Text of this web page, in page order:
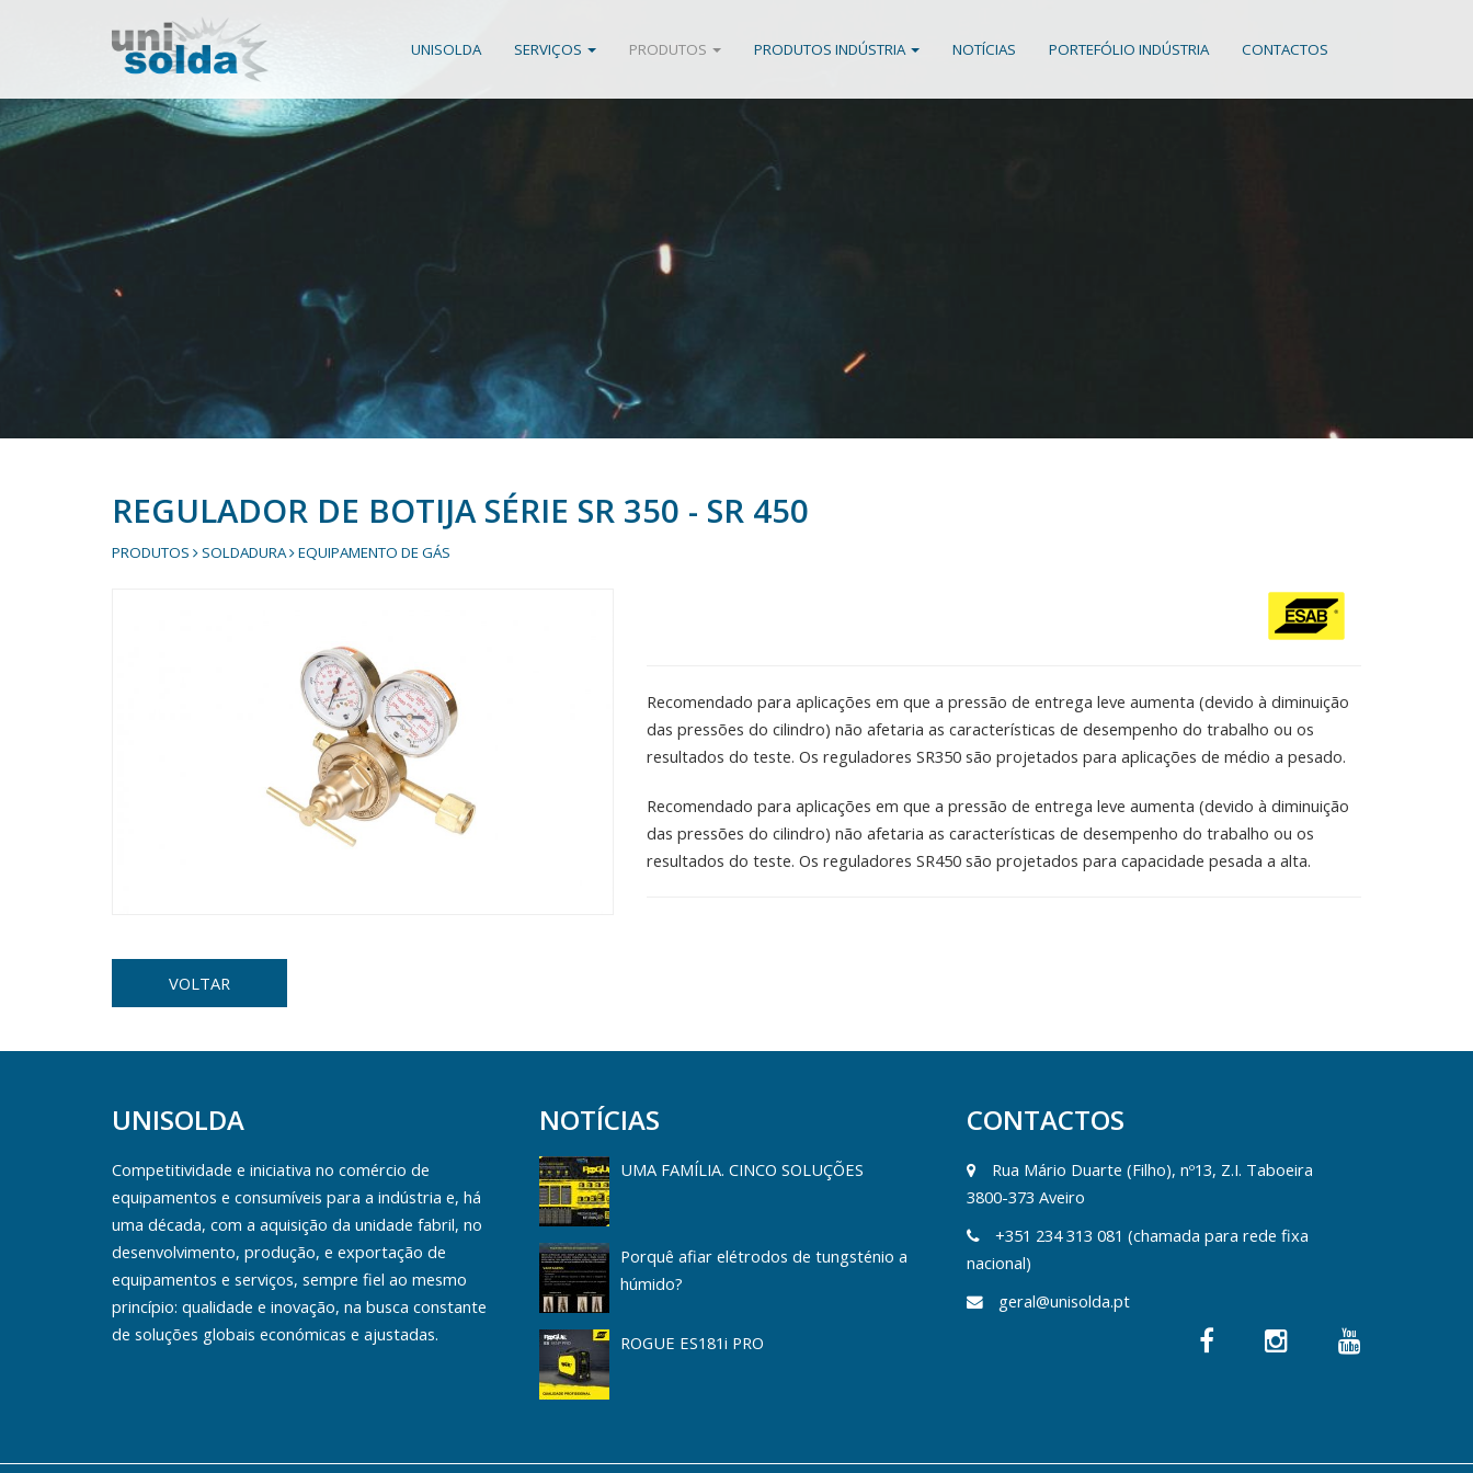
UNISOLDA SERVIÇOS PRODUTOS PRODUTOS INDÚSTRIA NOTÍCIAS PORTEFÓLIO INDÚSTRIA CONTACTOS
REGULADOR DE BOTIJA SÉRIE SR 350 - SR 450
PRODUTOS SOLDADURA EQUIPAMENTO DE GÁS
Recomendado para aplicações em que a pressão de entrega leve aumenta (devido à diminuição
das pressões do cilindro) não afetaria as características de desempenho do trabalho ou os
resultados do teste. Os reguladores SR350 são projetados para aplicações de médio a pesado.
Recomendado para aplicações em que a pressão de entrega leve aumenta (devido à diminuição
das pressões do cilindro) não afetaria as características de desempenho do trabalho ou os
resultados do teste. Os reguladores SR450 são projetados para capacidade pesada a alta.
VOLTAR
UNISOLDA
Competitividade e iniciativa no comércio de
equipamentos e consumíveis para a indústria e, há
uma década, com a aquisição da unidade fabril, no
desenvolvimento, produção, e exportação de
equipamentos e serviços, sempre fiel ao mesmo
princípio: qualidade e inovação, na busca constante
de soluções globais económicas e ajustadas.
NOTÍCIAS
UMA FAMÍLIA. CINCO SOLUÇÕES
Porquê afiar elétrodos de tungsténio a
húmido?
ROGUE ES181i PRO
CONTACTOS
Rua Mário Duarte (Filho), nº13, Z.I. Taboeira
3800-373 Aveiro
+351 234 313 081 (chamada para rede fixa
nacional)
geral@unisolda.pt